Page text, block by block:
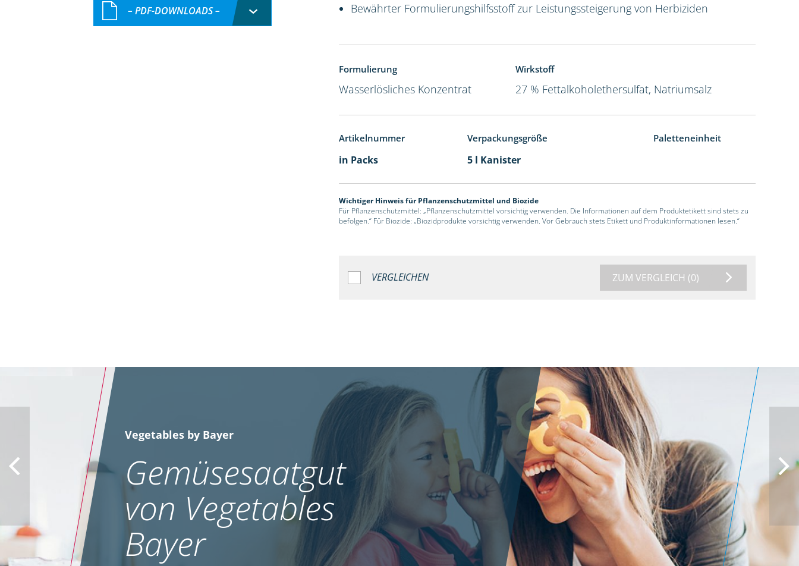
– PDF-DOWNLOADS – Bewährter Formulierungshilfsstoff zur Leistungssteigerung von Herbiziden
Formulierung
Wasserlösliches Konzentrat
Wirkstoff
27 % Fettalkoholethersulfat, Natriumsalz
Artikelnummer Verpackungsgröße Paletteneinheit
in Packs 5 l Kanister
Wichtiger Hinweis für Pflanzenschutzmittel und Biozide
Für Pflanzenschutzmittel: „Pflanzenschutzmittel vorsichtig verwenden. Die Informationen auf dem Produktetikett sind stets zu
befolgen.“ Für Biozide: „Biozidprodukte vorsichtig verwenden. Vor Gebrauch stets Etikett und Produktinformationen lesen.“
VERGLEICHEN ZUM VERGLEICH (0)
Vegetables by Bayer
Gemüsesaatgut
von Vegetables
Bayer